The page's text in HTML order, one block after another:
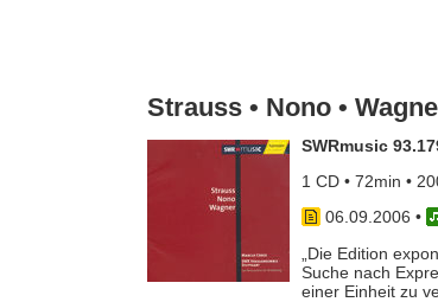
Strauss • Nono •
SWRmusic
1 CD • 72min •
06.09.2006 •
„Die Edition
Suche nach
einer Einheit zu